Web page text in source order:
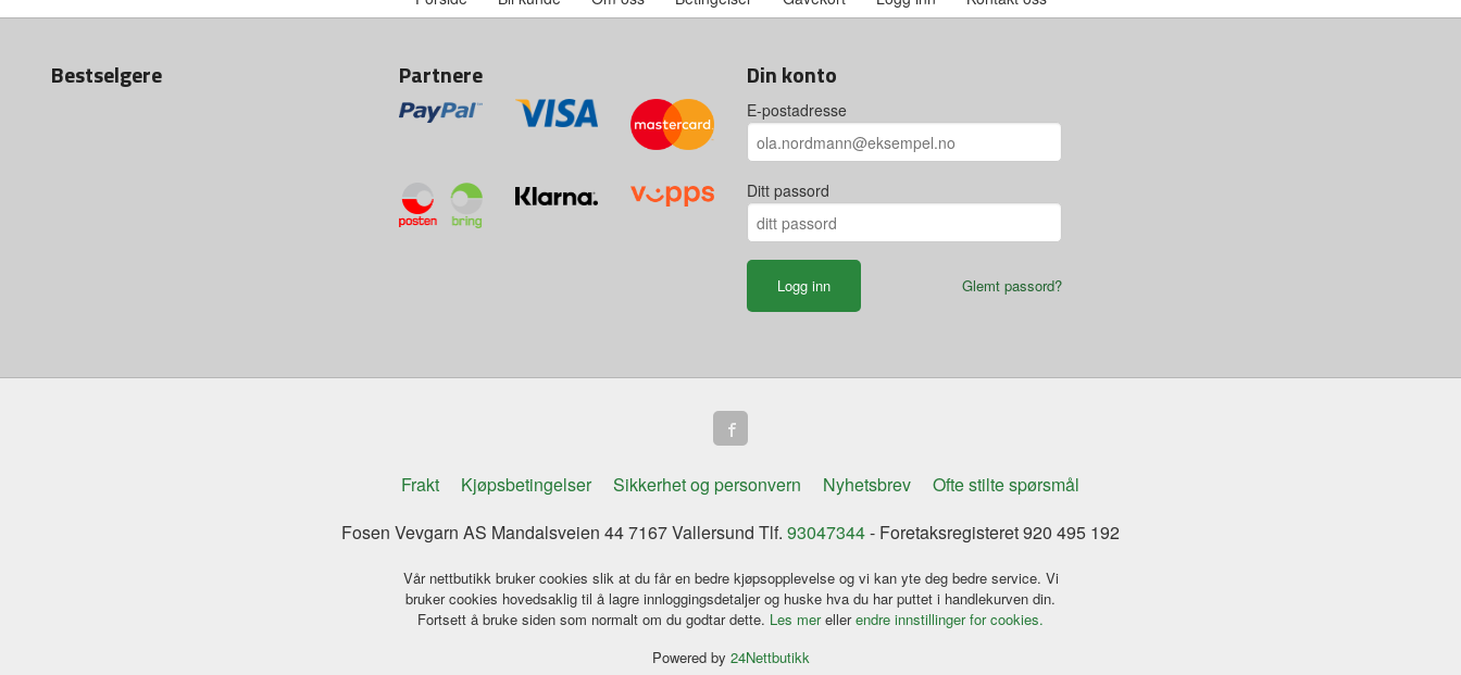
Bestselgere Partnere Din konto
E-postadresse
Ditt passord
Glemt passord?
Frakt Kjøpsbetingelser Sikkerhet og personvern Nyhetsbrev
Ofte stilte spørsmål
Fosen Vevgarn AS Mandalsveien 44 7167 Vallersund Tlf. 93047344- Foretaksregisteret 920 495 192
Vår nettbutikk bruker cookies slik at du får en bedre kjøpsopplevelse og vi kan yte deg bedre service. Vi
bruker cookies hovedsaklig til å lagre innloggingsdetaljer og huske hva du har puttet i handlekurven din.
Fortsett å bruke siden som normalt om du godtar dette. Les merellerendre innstillinger for cookies.
Powered by 24Nettbutikk